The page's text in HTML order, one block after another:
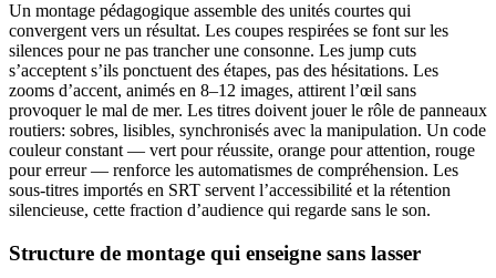
Un montage pédagogique assemble des unités courtes qui
convergent vers un résultat. Les coupes respirées se font sur les
silences pour ne pas trancher une consonne. Les jump cuts
s’acceptent s’ils ponctuent des étapes, pas des hésitations. Les
zooms d’accent, animés en 8–12 images, attirent l’œil sans
provoquer le mal de mer. Les titres doivent jouer le rôle de panneaux
routiers: sobres, lisibles, synchronisés avec la manipulation. Un code
couleur constant — vert pour réussite, orange pour attention, rouge
pour erreur — renforce les automatismes de compréhension. Les
sous-titres importés en SRT servent l’accessibilité et la rétention
silencieuse, cette fraction d’audience qui regarde sans le son.
Structure de montage qui enseigne sans lasser